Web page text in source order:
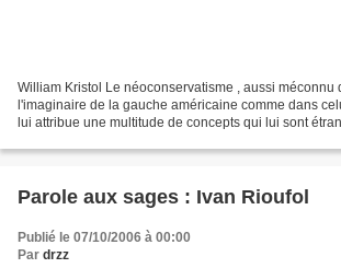
William Kristol Le néoconservatisme , aussi méconnu
l'imaginaire de la gauche américaine comme dans
lui attribue une multitude de concepts qui lui sont
Parole aux sages : Ivan Rioufol
Publié le 07/10/2006 à 00:00
Par drzz